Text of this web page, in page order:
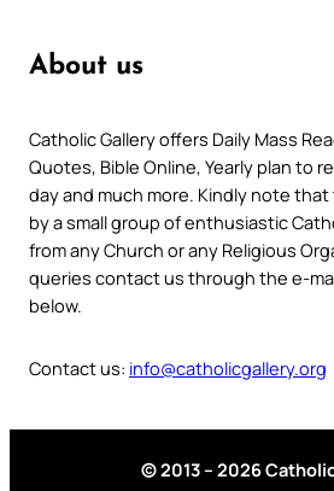
About us
Catholic Gallery offers Daily Mass
Quotes, Bible Online, Yearly plan to
day and much more. Kindly note
by a small group of enthusiastic
from any Church or any Religious
queries contact us through the e-
below.
Contact us: info@catholicgallery.org
© 2013 – 2026